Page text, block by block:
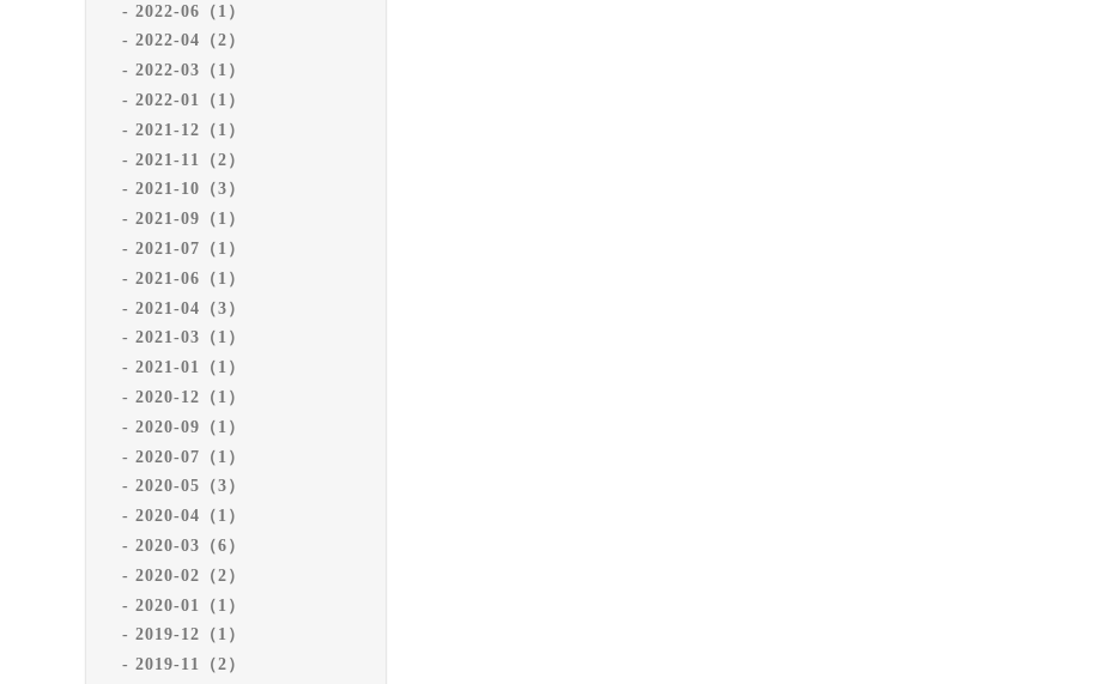
2022-06（1）
2022-04（2）
2022-03（1）
2022-01（1）
2021-12（1）
2021-11（2）
2021-10（3）
2021-09（1）
2021-07（1）
2021-06（1）
2021-04（3）
2021-03（1）
2021-01（1）
2020-12（1）
2020-09（1）
2020-07（1）
2020-05（3）
2020-04（1）
2020-03（6）
2020-02（2）
2020-01（1）
2019-12（1）
2019-11（2）